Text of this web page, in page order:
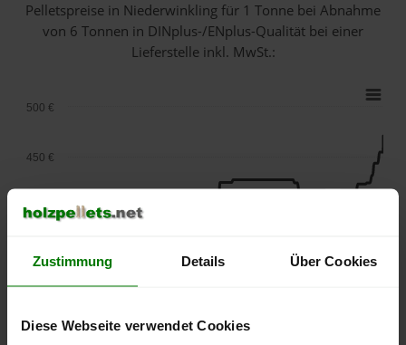
Zustimmung Details Über Cookies
Diese Webseite verwendet Cookies
Pelletspreise in Niederwinkling für 1 Tonne bei Abnahme
von 6 Tonnen in DINplus-/ENplus-Qualität bei einer
Lieferstelle inkl. MwSt.:
350 €
400 €
450 €
500 €